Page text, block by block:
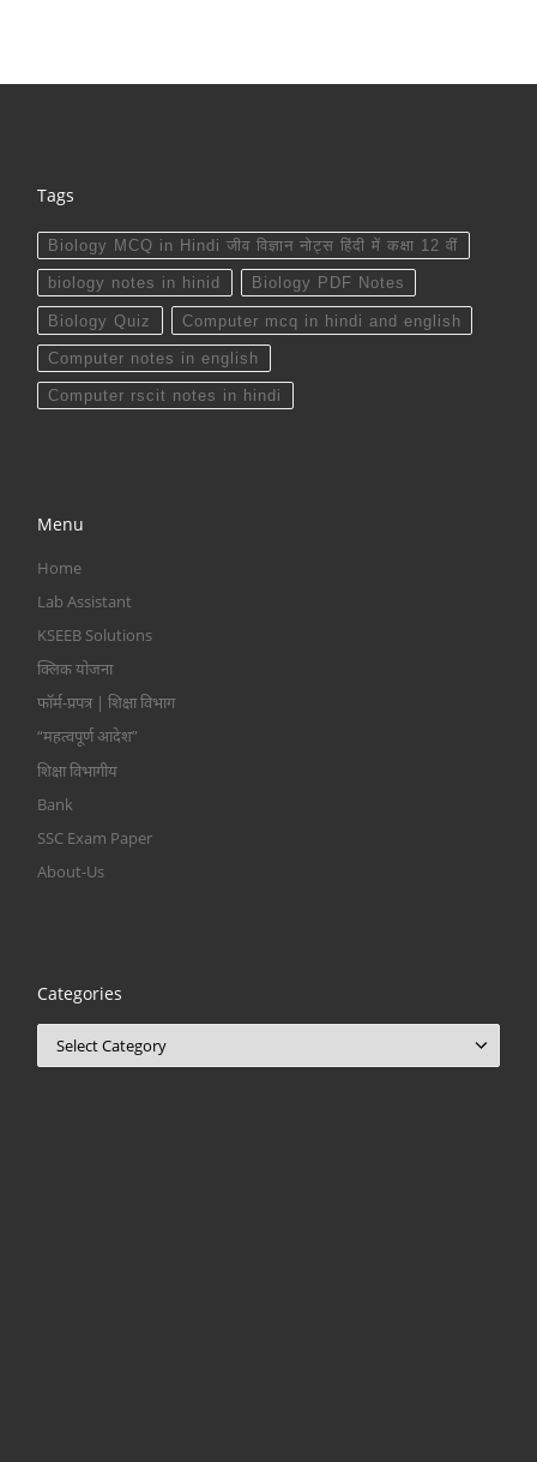
Tags
Biology MCQ in Hindi जीव विज्ञान नोट्स हिंदी में कक्षा 12 वीं
biology notes in hinid Biology PDF Notes
Biology Quiz Computer mcq in hindi and english
Computer notes in english
Computer rscit notes in hindi
Menu
Home
Lab Assistant
KSEEB Solutions
क्लिक योजना
फॉर्म-प्रपत्र | शिक्षा विभाग
“महत्वपूर्ण आदेश”
शिक्षा विभागीय
Bank
SSC Exam Paper
About-Us
Categories